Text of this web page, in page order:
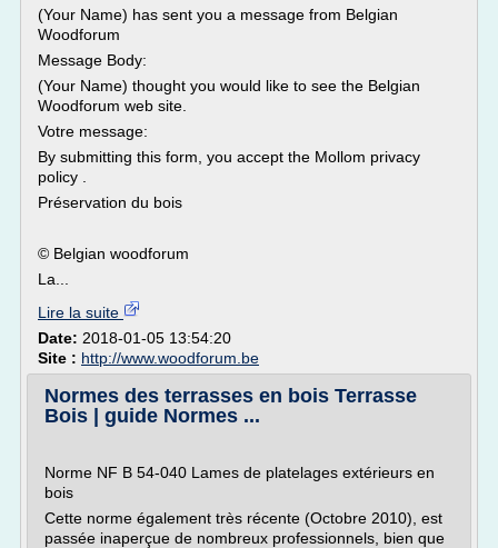
(Your Name) has sent you a message from Belgian
Woodforum
Message Body:
(Your Name) thought you would like to see the Belgian
Woodforum web site.
Votre message:
By submitting this form, you accept the Mollom privacy
policy .
Préservation du bois
© Belgian woodforum
La...
Lire la suite
Date: 2018-01-05 13:54:20
Site : http://www.woodforum.be
Normes des terrasses en bois Terrasse
Bois | guide Normes ...
Norme NF B 54-040 Lames de platelages extérieurs en
bois
Cette norme également très récente (Octobre 2010), est
passée inaperçue de nombreux professionnels, bien que